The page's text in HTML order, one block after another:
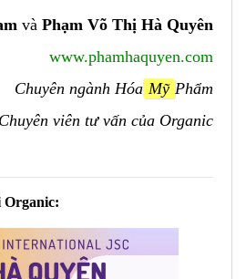
và Phạm Võ Thị Hà Quyên
www.phamhaquyen.com
Chuyên ngành Hóa Mỹ Phẩm
Chuyên viên tư vấn của Organic
Organic: